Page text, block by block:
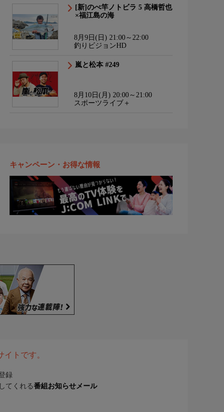
[新]のべ竿ノトビラ 5 高橋哲也
×福江島の海
8月9日(日) 21:00～22:00
釣りビジョンHD
嵐と松本 #249
8月10日(月) 20:00～21:00
スポーツライブ＋
キャンペーン・お得な情報
トです。
録
てくれる番組お知らせメール